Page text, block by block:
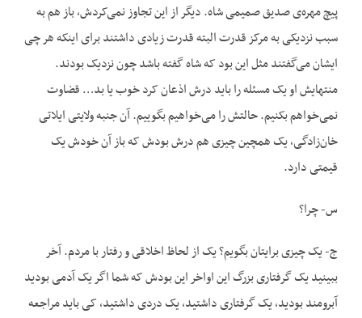
پیچ مهره‌ی صدیق صمیمی شاه. دیگر از این تجاوز نمی‌کردش، باز هم به
سبب نزدیکی به مرکز قدرت البته قدرت زیادی داشتند برای اینکه هر چی
ایشان می‌‌گفتند مثل این بود که شاه گفته باشد چون نزدیک بودند.
منتهایش او یک مسئله را باید درش اذعان کرد خوب یا بد… قضاوت
نمی‌خواهم بکنیم. حالتش را می‌خواهیم بگوییم. آن جنبه ولایتی ایلاتی
خان‌زادگی، یک همچین چیزی هم درش بودش که باز آن خودش یک
قیمتی دارد.
س- چرا؟
ج- یک چیزی برایتان بگویم؟ یک از لحاظ اخلاقی و رفتار با مردم. آخر
ببینید یک گرفتاری بزرگ این اواخر این بودش که شما اگر یک آدمی بودید
آبرومند بودید، یک گرفتاری داشتید، یک دردی داشتید، کی باید مراجعه